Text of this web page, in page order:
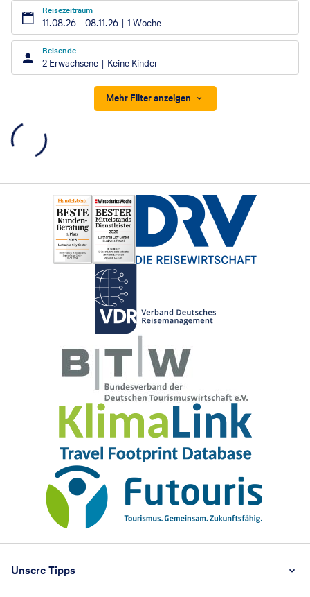
Reisezeitraum
11.08.26 –08.11.26 1 Woche
Reisende
2 Erwachsene Keine Kinder
Mehr Filter anzeigen
Unsere Tipps